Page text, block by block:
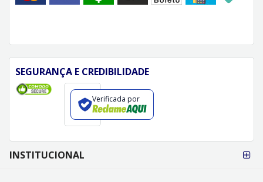
SEGURANÇA E CREDIBILIDADE
Verificada por
FORMAS DE
PAGAMENTO
INSTITUCIONAL